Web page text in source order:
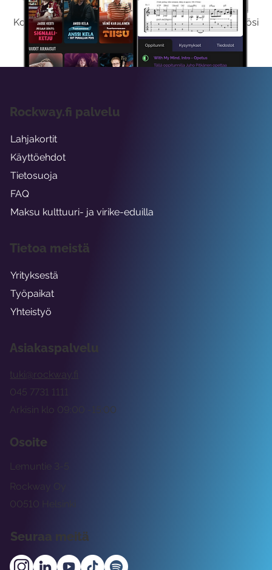
Kokeilemalla ilmaiseksi saat koko sisältömme käyttöösi
viikon ajaksi.
Asiakaspalvelu
tuki@rockway.fi
Arkisin klo 09:00 -15:00
045 7731 1111
Osoite
Rockway Oy
Lemuntie 3-5
00510 Helsinki
Seuraa meitä
Rockway.fi palvelu
Lahjakortit
Käyttöehdot
Tietosuoja
FAQ
Maksu kulttuuri- ja virike-eduilla
Tietoa meistä
Yrityksestä
Työpaikat
Yhteistyö